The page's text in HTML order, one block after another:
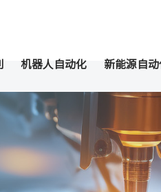
机器人自动化 新能源自动